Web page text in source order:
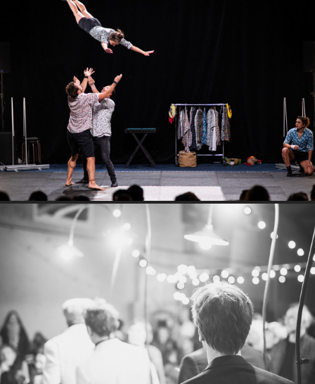
Lâcher de Magiciens